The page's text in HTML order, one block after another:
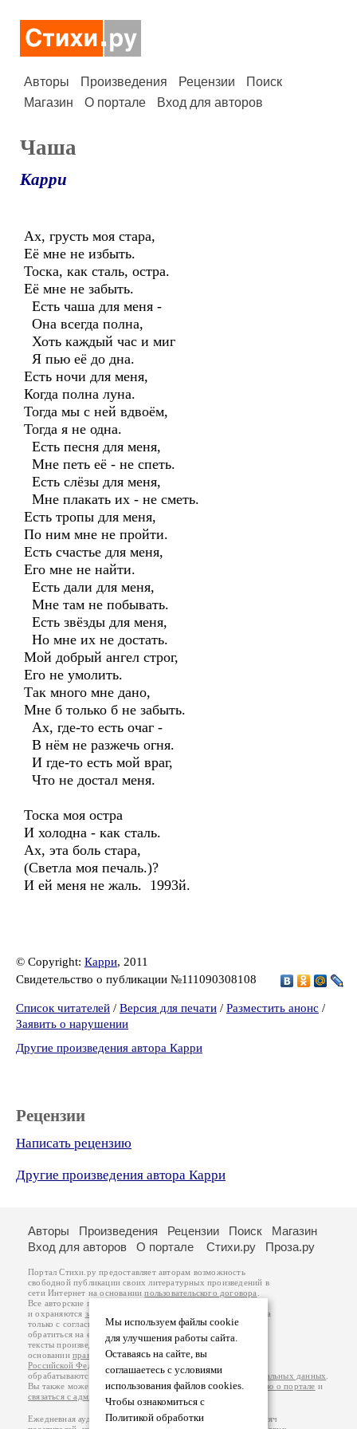
Авторы Произведения Рецензии
Поиск
Магазин
О портале Вход для авторов
Чаша
Карри
Ах, грусть моя стара,
Её мне не избыть.
Тоска, как сталь, остра.
Её мне не забыть.
Есть чаша для меня -
Она всегда полна,
Хоть каждый час и миг
Я пью её до дна.
Есть ночи для меня,
Когда полна луна.
Тогда мы с ней вдвоём,
Тогда я не одна.
Есть песня для меня,
Мне петь её - не спеть.
Есть слёзы для меня,
Мне плакать их - не сметь.
Есть тропы для меня,
По ним мне не пройти.
Есть счастье для меня,
Его мне не найти.
Есть дали для меня,
Мне там не побывать.
Есть звёзды для меня,
Но мне их не достать.
Мой добрый ангел строг,
Его не умолить.
Так много мне дано,
Мне б только б не забыть.
Ах, где-то есть очаг -
В нём не разжечь огня.
И где-то есть мой враг,
Что не достал меня.
Тоска моя остра
И холодна - как сталь.
Ах, эта боль стара,
(Светла моя печаль.)?
И ей меня не жаль. 1993й.
© Copyright: Карри, 2011
Свидетельство о публикации №111090308108
Список читателей / Версия для печати / Разместить анонс /
Заявить о нарушении
Другие произведения автора Карри
Рецензии
Написать рецензию
Другие произведения автора Карри
Мы используем файлы cookie
для улучшения работы сайта.
Оставаясь на сайте, вы
соглашаетесь с условиями
использования файлов cookies.
Чтобы ознакомиться с
Политикой обработки
Авторы Произведения Рецензии Поиск
Магазин
Вход для авторов
О портале Стихи.ру Проза.ру
Портал Стихи.ру предоставляет авторам возможность
свободной публикации своих литературных произведений в
сети Интернет на основаниипользовательского договора
Все авторские права на произведения принадлежат авторам
и охраняются законом
. Перепечатка произведений возможна
только с согласия его автора, к которому вы можете
обратиться на его авторской странице. Ответственность за
тексты произведений авторы несут самостоятельно на
основанииправил публикацииизаконодательства
Российской Федерации
обрабатываются на основанииПолитики обработки персональных данных
Вы также можете посмотреть более подробнуюинформацию о портале и
связаться с администрацией
Ежедневная аудитория портала Стихи.ру – порядка 200 тысяч